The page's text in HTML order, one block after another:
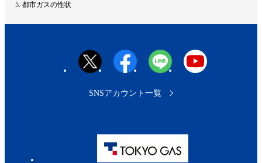
へ
都市ガスの性状
SNSアカウント一覧